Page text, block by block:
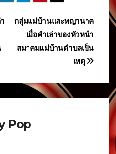
กลุ่มแม่บ้านและพญานาค
เมื่อคำเล่าของหัวหน้า
สมาคมแม่บ้านตำบลเป็น
เหตุ
Pop